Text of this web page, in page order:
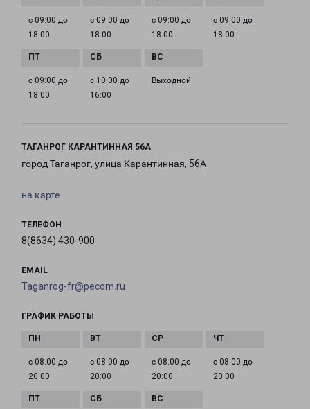
с 09:00 до
18:00
с 09:00 до
18:00
с 09:00 до
18:00
с 09:00 до
18:00
с 09:00 до
18:00
с 10:00 до
16:00
Выходной
ТАГАНРОГ КАРАНТИННАЯ 56А
город Таганрог, улица Карантинная, 56А
на карте
ТЕЛЕФОН
8(8634) 430-900
EMAIL
Taganrog-fr@pecom.ru
ГРАФИК РАБОТЫ
с 08:00 до
20:00
с 08:00 до
20:00
с 08:00 до
20:00
с 08:00 до
20:00